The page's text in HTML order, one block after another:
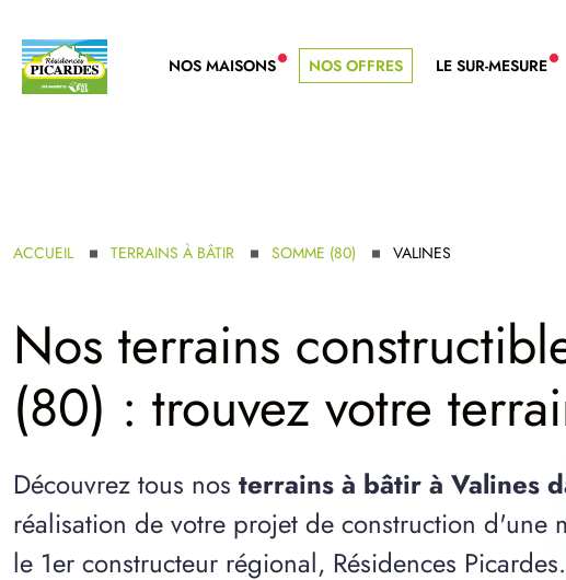
NOS MAISONS NOUVELLE GAMME
NOS OFFRES LE SUR-MESURE
ACCUEIL TERRAINS À BÂTIR SOMME (80) VALINES
Nos terrains
(80) : trouvez votre
Découvrez tous nos terrains à bâtir à Valines
réalisation de votre projet de construction d'une
le 1er constructeur régional, Résidences Picardes.